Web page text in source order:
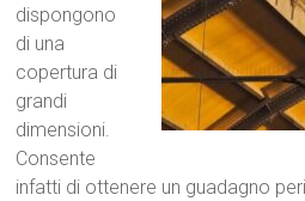
dispongono
di una
copertura di
grandi
dimensioni.
Consente
infatti di ottenere un guadagno